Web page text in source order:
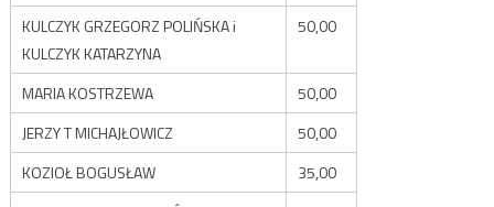
KULCZYK GRZEGORZ POLIŃSKA i
KULCZYK KATARZYNA
50,00
MARIA KOSTRZEWA
50,00
JERZY T MICHAJŁOWICZ
50,00
KOZIOŁ BOGUSŁAW
35,00